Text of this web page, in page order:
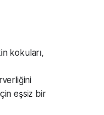
kokuları,
eşsiz bir